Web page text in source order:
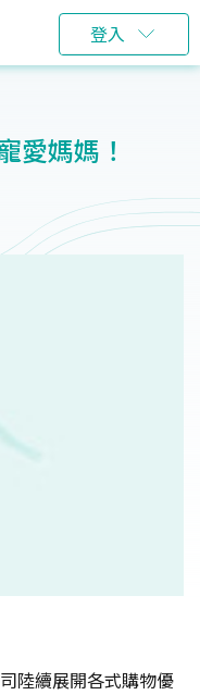
登入
愛媽媽！
陸續展開各式購物優